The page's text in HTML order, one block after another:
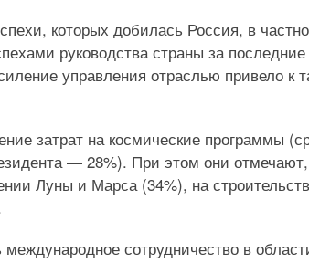
которых добилась Россия, в
руководства страны за
управления отраслью привело к
затрат на космические программы
— 28%). При этом они
Луны и Марса (34%), на
сотрудничество в